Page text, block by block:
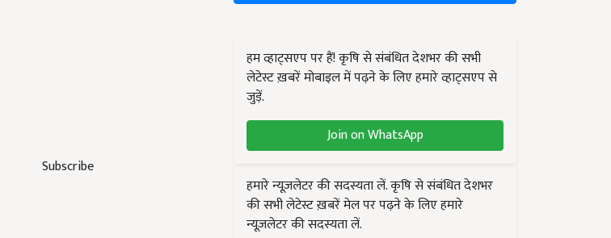
Subscribe
हम व्हाट्सएप पर हैं! कृषि से संबंधित देशभर की सभी
लेटेस्ट ख़बरें मोबाइल में पढ़ने के लिए हमारे व्हाट्सएप से
जुड़ें.
Join on WhatsApp
हमारे न्यूज़लेटर की सदस्यता लें. कृषि से संबंधित देशभर
की सभी लेटेस्ट ख़बरें मेल पर पढ़ने के लिए हमारे
न्यूज़लेटर की सदस्यता लें.